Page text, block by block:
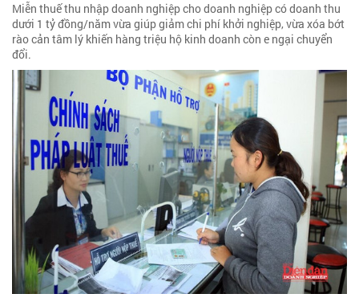
Miễn thuế thu nhập doanh nghiệp cho doanh nghiệp có doanh thu
dưới 1 tỷ đồng/năm vừa giúp giảm chi phí khởi nghiệp, vừa xóa bớt
rào cản tâm lý khiến hàng triệu hộ kinh doanh còn e ngại chuyển
đổi.